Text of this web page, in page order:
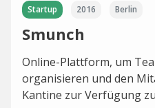
Startup 2016 Berlin
Smunch
Online-Plattform, um
organisieren und den
Kantine zur Verfügung